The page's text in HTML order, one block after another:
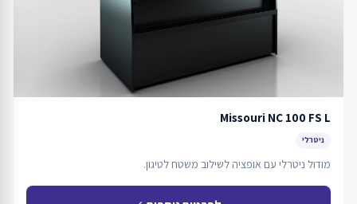
Missouri NC 100 FS L
ניטרלי
מודול ניטרלי עם אופציה לשילוב משטח לטיגון.